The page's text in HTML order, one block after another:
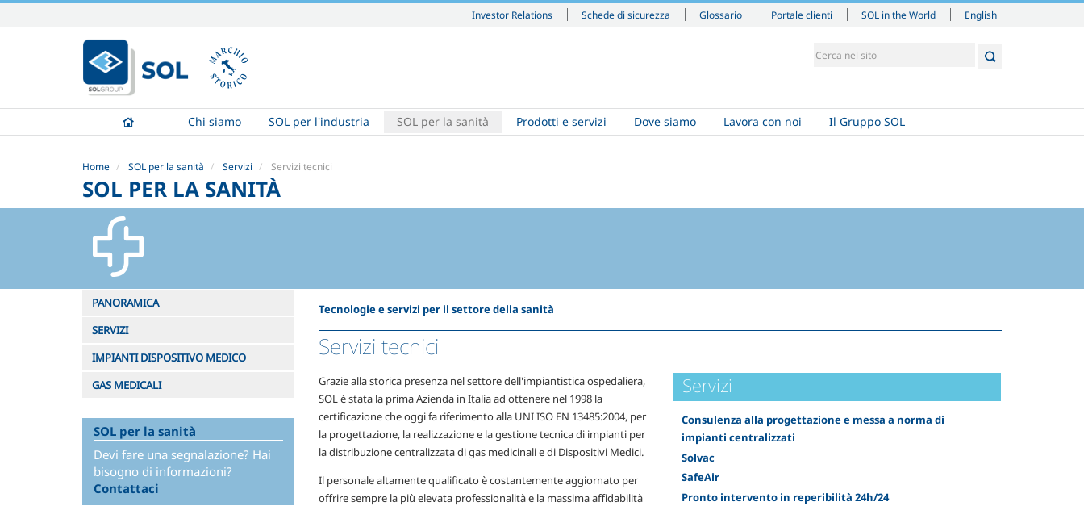
Investor Relations Schede di sicurezza Glossario Portale clienti SOL in the World
contenuti.
|
Salta
navigazione
English
Chi siamo SOL per l'industria SOL per la sanità Prodotti e servizi Dove siamo Lavora con noi Il Gruppo SOL
Home SOL per la sanità Servizi Servizi tecnici
SOL PER LA SANITÀ
Tecnologie e servizi per il settore della sanità
Servizi tecnici
Grazie alla storica presenza nel settore dell'impiantistica ospedaliera,
SOL è stata la prima Azienda in Italia ad ottenere nel 1998 la
certificazione che oggi fa riferimento alla UNI ISO EN 13485:2004, per
la progettazione, la realizzazione e la gestione tecnica di impianti per
la distribuzione centralizzata di gas medicinali e di Dispositivi Medici.
Il personale altamente qualificato è costantemente aggiornato per
offrire sempre la più elevata professionalità e la massima affidabilità
Servizi
Consulenza alla progettazione e messa a norma di
impianti centralizzati
Solvac
SafeAir
Pronto intervento in reperibilità 24h/24
PANORAMICA
SERVIZI
IMPIANTI DISPOSITIVO MEDICO
GAS MEDICALI
SOL per la sanità
Devi fare una segnalazione? Hai
bisogno di informazioni?
Contattaci